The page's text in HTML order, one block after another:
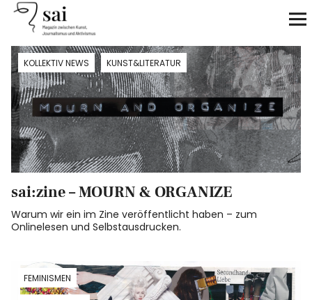
sai
Unterstützen
Klimagerechtigkeit
Antirassismus
Feminismen
Kunst&Literatur
Über uns
KOLLEKTIV NEWS KUNST&LITERATUR
sai:zine – MOURN & ORGANIZE
Warum wir ein im Zine veröffentlicht haben – zum
Onlinelesen und Selbstausdrucken.
FEMINISMEN